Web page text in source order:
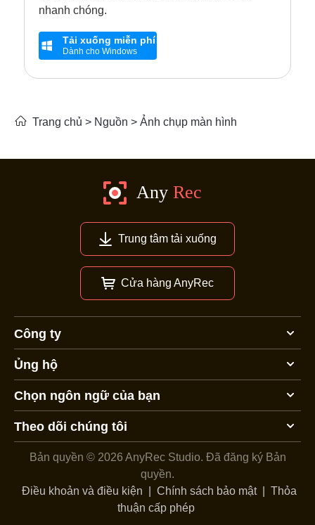
nhanh chóng.
Tải xuống miễn phí
Dành cho Windows
Trang chủ > Nguồn > Ảnh chụp màn hình
Trung tâm tải xuống
Cửa hàng AnyRec
Công ty
Ủng hộ
Chọn ngôn ngữ của bạn
Theo dõi chúng tôi
Bản quyền © 2026 AnyRec Studio. Đã đăng ký Bản
quyền.
Điều khoản và điều kiện
Chính sách bảo mật
Thỏa
thuận cấp phép